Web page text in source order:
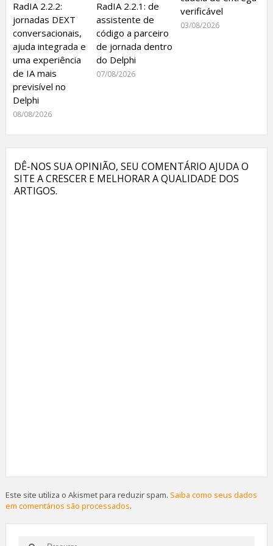
RadIA 2.2.2:
jornadas DEXT
conversacionais,
ajuda integrada e
uma experiência
de IA mais
previsível no
Delphi
08/08/2026
RadIA 2.2.1: de
assistente de
código a parceiro
de jornada dentro
do Delphi
07/08/2026
verificável
03/08/2026
DÊ-NOS SUA OPINIÃO, SEU COMENTÁRIO AJUDA O
SITE A CRESCER E MELHORAR A QUALIDADE DOS
ARTIGOS.
Este site utiliza o Akismet para reduzir spam. Saiba como seus dados
em comentários são processados.